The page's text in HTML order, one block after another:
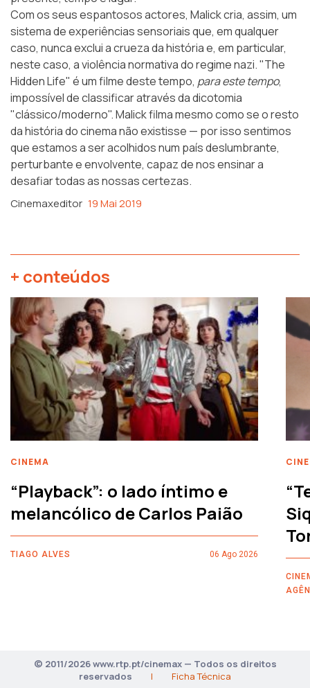
Com os seus espantosos actores, Malick cria, assim, um
sistema de experiências sensoriais que, em qualquer
caso, nunca exclui a crueza da história e, em particular,
neste caso, a violência normativa do regime nazi. "The
Hidden Life" é um filme deste tempo, para este tempo,
impossível de classificar através da dicotomia
"clássico/moderno". Malick filma mesmo como se o resto
da história do cinema não existisse — por isso sentimos
que estamos a ser acolhidos num país deslumbrante,
perturbante e envolvente, capaz de nos ensinar a
desafiar todas as nossas certezas.
Cinemaxeditor 19 Mai 2019
+ conteúdos
CINEMA
“Playback”: o lado íntimo e
melancólico de Carlos Paião
TIAGO ALVES 06 Ago 2026
© 2011/2026 www.rtp.pt/cinemax — Todos os direitos
reservados
| Ficha Técnica